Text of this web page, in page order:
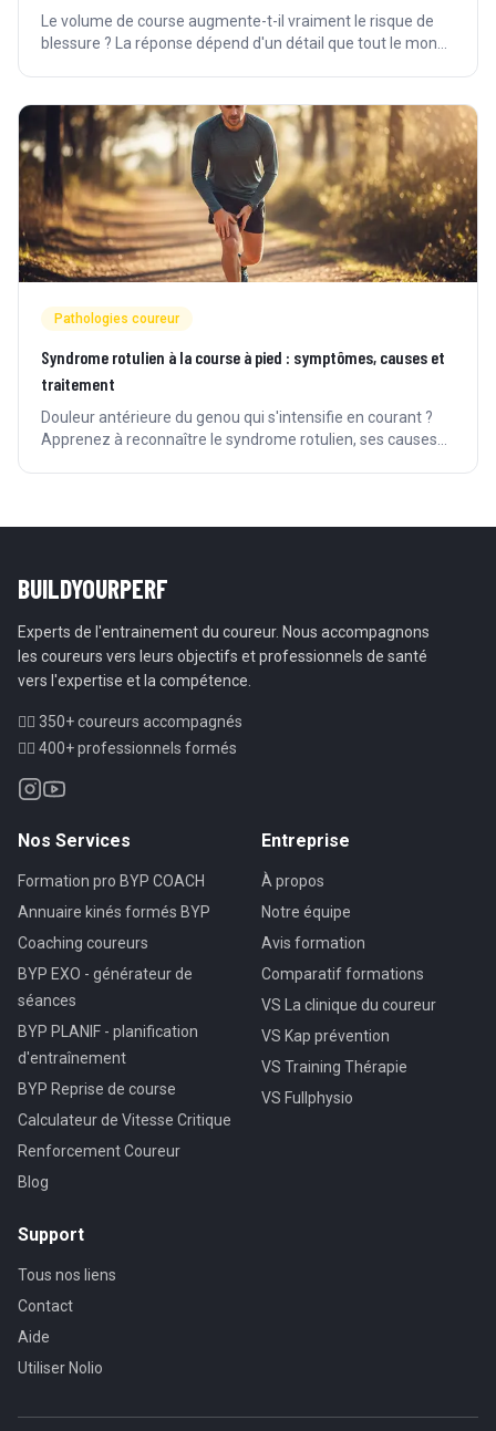
Le volume de course augmente-t-il vraiment le risque de
blessure ? La réponse dépend d'un détail que tout le monde
Pathologies coureur
Syndrome rotulien à la course à pied : symptômes, causes et
traitement
Douleur antérieure du genou qui s'intensifie en courant ?
Apprenez à reconnaître le syndrome rotulien, ses causes
BUILDYOURPERF
Experts de l'entrainement du coureur. Nous accompagnons
les coureurs vers leurs objectifs et professionnels de santé
vers l'expertise et la compétence.
🏃‍♂️ 350+ coureurs accompagnés
👨‍⚕️ 400+ professionnels formés
Nos Services
Formation pro BYP COACH
Annuaire kinés formés BYP
Coaching coureurs
BYP EXO - générateur de
séances
BYP PLANIF - planification
d'entraînement
BYP Reprise de course
Calculateur de Vitesse Critique
Renforcement Coureur
Blog
Entreprise
À propos
Notre équipe
Avis formation
Comparatif formations
VS La clinique du coureur
VS Kap prévention
VS Training Thérapie
VS Fullphysio
Support
Tous nos liens
Contact
Aide
Utiliser Nolio